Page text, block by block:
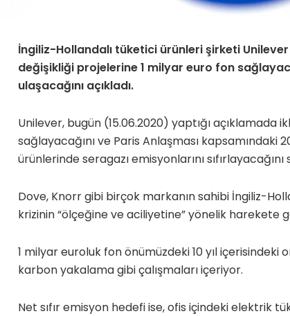
İngiliz-Hollandalı tüketici ürünleri şirketi Unilever
değişikliği projelerine 1 milyar euro fon
ulaşacağını açıkladı.
Unilever, bugün (15.06.2020) yaptığı
sağlayacağını ve Paris Anlaşması kapsamındaki
ürünlerinde seragazı emisyonlarını sıfırlayacağını
Dove, Knorr gibi birçok markanın sahibi İngiliz-
krizinin “ölçeğine ve aciliyetine” yönelik harekete
1 milyar euroluk fon önümüzdeki 10 yıl içerisindeki
karbon yakalama gibi çalışmaları içeriyor.
Net sıfır emisyon hedefi ise, ofis içindeki elektrik